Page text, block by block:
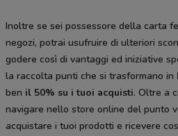
Inoltre se sei possessore della carta
negozi, potrai usufruire di ulteriori
godere così di vantaggi ed iniziative
la raccolta punti che si trasformano in
ben il 50% su i tuoi acquisti. Oltre a
navigare nello store online del punto
acquistare i tuoi prodotti e ricevere